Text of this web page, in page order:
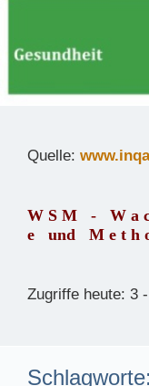
Quelle:
W S M - W a
e und M e t h
Zugriffe heute: 3
Schlagworte: